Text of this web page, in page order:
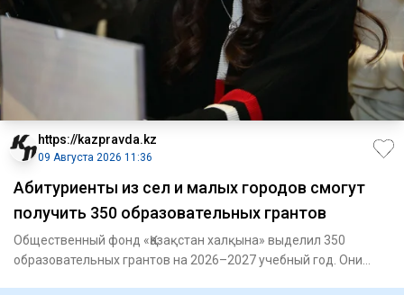
https://kazpravda.kz
09 Августа 2026 11:36
Абитуриенты из сел и малых городов смогут
получить 350 образовательных грантов
Общественный фонд «Қазақстан халқына» выделил 350
образовательных грантов на 2026–2027 учебный год. Они